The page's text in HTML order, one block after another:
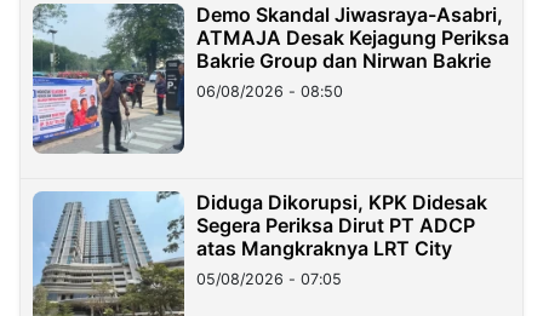
Demo Skandal Jiwasraya-Asabri,
ATMAJA Desak Kejagung Periksa
Bakrie Group dan Nirwan Bakrie
06/08/2026 - 08:50
Diduga Dikorupsi, KPK Didesak
Segera Periksa Dirut PT ADCP
atas Mangkraknya LRT City
05/08/2026 - 07:05